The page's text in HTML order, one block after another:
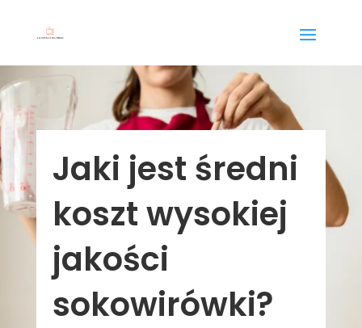
Jaki jest średni
koszt wysokiej
jakości
sokowirówki?